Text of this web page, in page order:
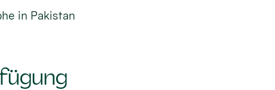
in Pakistan